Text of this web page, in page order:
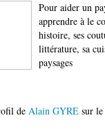
Pour aider un
apprendre à le
histoire, ses
littérature, sa
paysages
de Alain GYRE sur